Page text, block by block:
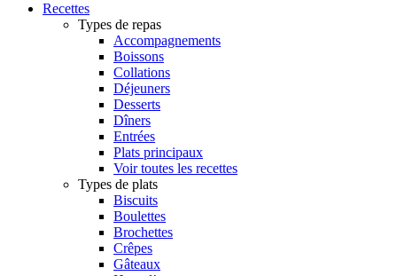
Recettes
Types de repas
Accompagnements
Boissons
Collations
Déjeuners
Desserts
Dîners
Entrées
Plats principaux
Voir toutes les recettes
Types de plats
Biscuits
Boulettes
Brochettes
Crêpes
Gâteaux